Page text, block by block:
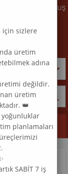
TURKEY & KURULUŞ
41X71CM
için sizlere
üretim
adına
değildir.
üretim
👑
planlamaları
SABİT 7 iş